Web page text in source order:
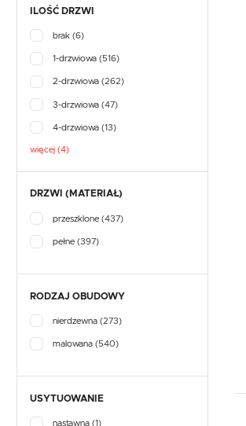
ILOŚĆ DRZWI
brak (6)
1-drzwiowa (516)
2-drzwiowa (262)
3-drzwiowa (47)
4-drzwiowa (13)
więcej (4)
DRZWI (MATERIAŁ)
przeszklone (437)
pełne (397)
RODZAJ OBUDOWY
nierdzewna (273)
malowana (540)
USYTUOWANIE
nastawna (1)